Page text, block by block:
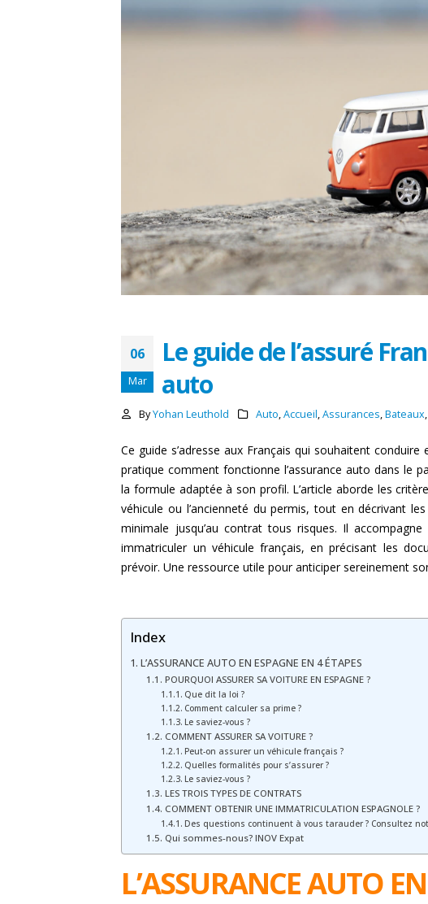
06
Mar
Le guide de l’assuré
auto
ByYohan Leuthold Auto,Accueil,Assurances,Bateaux,
Ce guide s’adresse aux Français qui souhaitent
pratique comment fonctionne l’assurance auto dans le
la formule adaptée à son profil. L’article aborde les
véhicule ou l’ancienneté du permis, tout en décrivant
minimale jusqu’au contrat tous risques. Il
immatriculer un véhicule français, en précisant les
prévoir. Une ressource utile pour anticiper sereinement
Index
L’ASSURANCE AUTO EN ESPAGNE EN 4 ÉTAPES
POURQUOI ASSURER SA VOITURE EN ESPAGNE ?
Que dit la loi ?
Comment calculer sa prime ?
Le saviez-vous ?
COMMENT ASSURER SA VOITURE ?
Peut-on assurer un véhicule français ?
Quelles formalités pour s’assurer ?
Le saviez-vous ?
LES TROIS TYPES DE CONTRATS
COMMENT OBTENIR UNE IMMATRICULATION ESPAGNOLE ?
Des questions continuent à vous tarauder ? Consultez
Qui sommes-nous? INOV Expat
L’ASSURANCE AUTO